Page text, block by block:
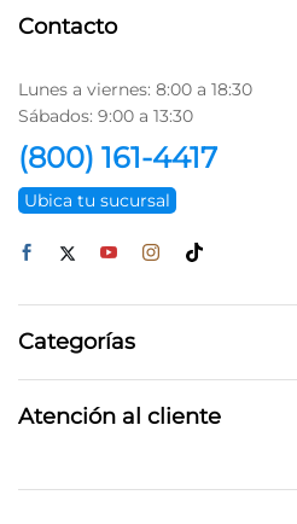
Contacto
Lunes a viernes: 8:00 a 18:30
Sábados: 9:00 a 13:30
(800) 161-4417
Ubica tu sucursal
Categorías
Atención al cliente